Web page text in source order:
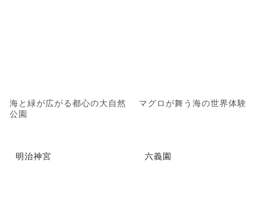
海と緑が広がる都心の大自然
公園
マグロが舞う海の世界体験
明治神宮 六義園